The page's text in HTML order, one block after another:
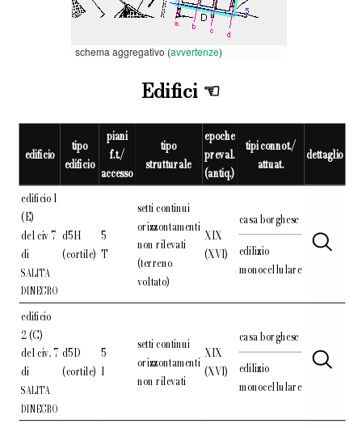
schema aggregativo (avvertenze)
Edifici
edificio
tipo
edificio
piani
f.t./
accesso
tipo
strutturale
epoche
preval.
(antiq.)
tipi connot./
attuat.
dettaglio
edificio 1
(E)
del civ 7
di
SALITA
DINEGRO
d5H
(cortile)
5
T
setti continui
orizzontamenti
non rilevati
(terreno
voltato)
XIX
(XVI)
casa borghese
edilizio
monocellulare
edificio
2 (C)
del civ. 7
di
SALITA
DINEGRO
d5D
(cortile)
5
1
setti continui
orizzontamenti
non rilevati
XIX
(XVI)
casa borghese
edilizio
monocellulare